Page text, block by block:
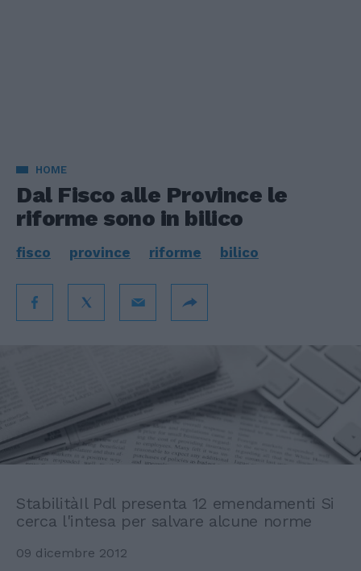
HOME
Dal Fisco alle Province le
riforme sono in bilico
fisco province riforme bilico
StabilitàIl Pdl presenta 12 emendamenti Si
cerca l'intesa per salvare alcune norme
09 dicembre 2012